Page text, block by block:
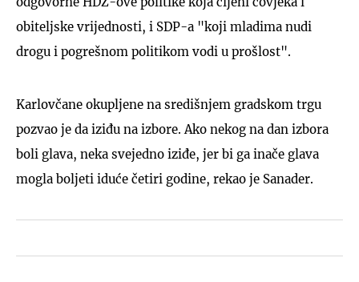
obiteljske vrijednosti, i SDP-a "koji mladima nudi
drogu i pogrešnom politikom vodi u prošlost".
Karlovčane okupljene na središnjem gradskom trgu
pozvao je da iziđu na izbore. Ako nekog na dan izbora
boli glava, neka svejedno iziđe, jer bi ga inače glava
mogla boljeti iduće četiri godine, rekao je Sanader.